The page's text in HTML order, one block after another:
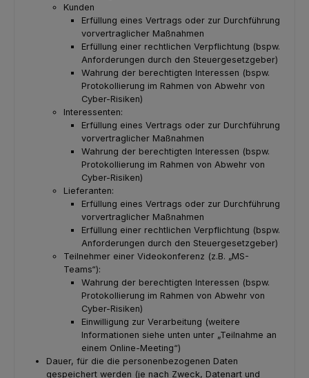
Kunden
Erfüllung eines Vertrags oder zur Durchführung
vorvertraglicher Maßnahmen
Erfüllung einer rechtlichen Verpflichtung (bspw.
Anforderungen durch den Steuergesetzgeber)
Wahrung der berechtigten Interessen (bspw.
Protokollierung im Rahmen von Abwehr von
Cyber-Risiken)
Interessenten:
Erfüllung eines Vertrags oder zur Durchführung
vorvertraglicher Maßnahmen
Wahrung der berechtigten Interessen (bspw.
Protokollierung im Rahmen von Abwehr von
Cyber-Risiken)
Lieferanten:
Erfüllung eines Vertrags oder zur Durchführung
vorvertraglicher Maßnahmen
Erfüllung einer rechtlichen Verpflichtung (bspw.
Anforderungen durch den Steuergesetzgeber)
Teilnehmer einer Videokonferenz (z.B. „MS-
Teams“):
Wahrung der berechtigten Interessen (bspw.
Protokollierung im Rahmen von Abwehr von
Cyber-Risiken)
Einwilligung zur Verarbeitung (weitere
Informationen siehe unten unter „Teilnahme an
einem Online-Meeting“)
Dauer, für die die personenbezogenen Daten
gespeichert werden (je nach Zweck, Datenart und